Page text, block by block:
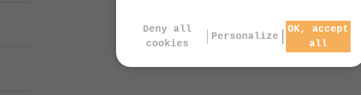
Deny all
cookies
Personalize
OK, accept
all